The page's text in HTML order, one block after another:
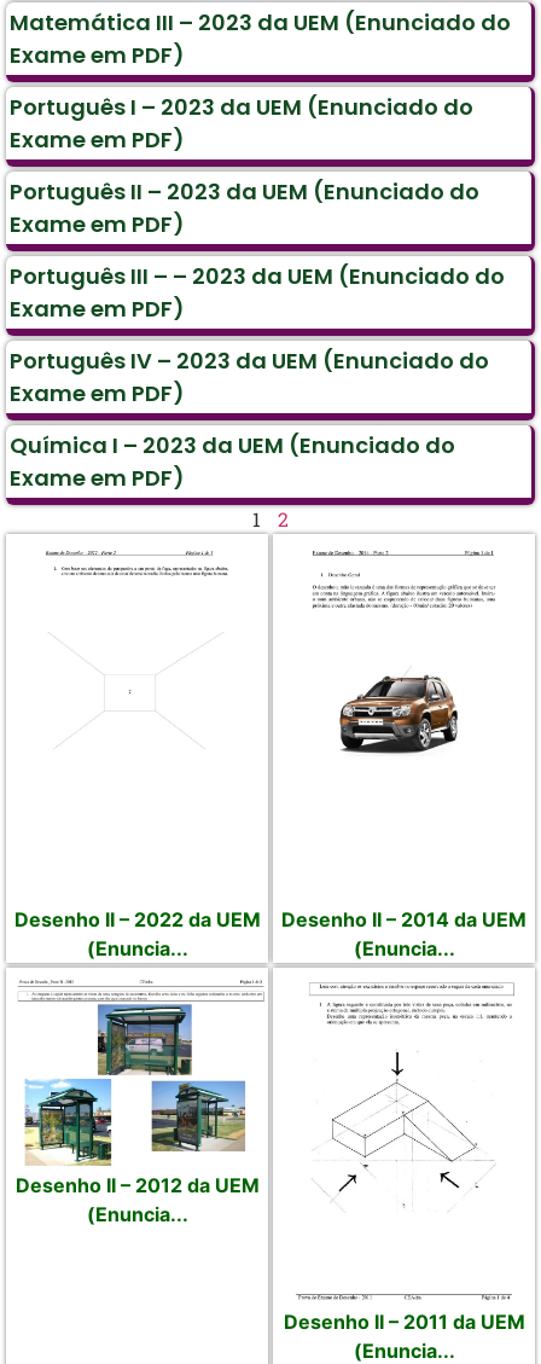
Matemática III – 2023 da UEM (Enunciado do
Exame em PDF)
Português I – 2023 da UEM (Enunciado do
Exame em PDF)
Português II – 2023 da UEM (Enunciado do
Exame em PDF)
Português III – – 2023 da UEM (Enunciado do
Exame em PDF)
Português IV – 2023 da UEM (Enunciado do
Exame em PDF)
Química I – 2023 da UEM (Enunciado do
Exame em PDF)
1 2
Desenho II – 2022 da UEM
(Enuncia...
Desenho II – 2014 da UEM
(Enuncia...
Desenho II – 2012 da UEM
(Enuncia...
Desenho II – 2011 da UEM
(Enuncia...